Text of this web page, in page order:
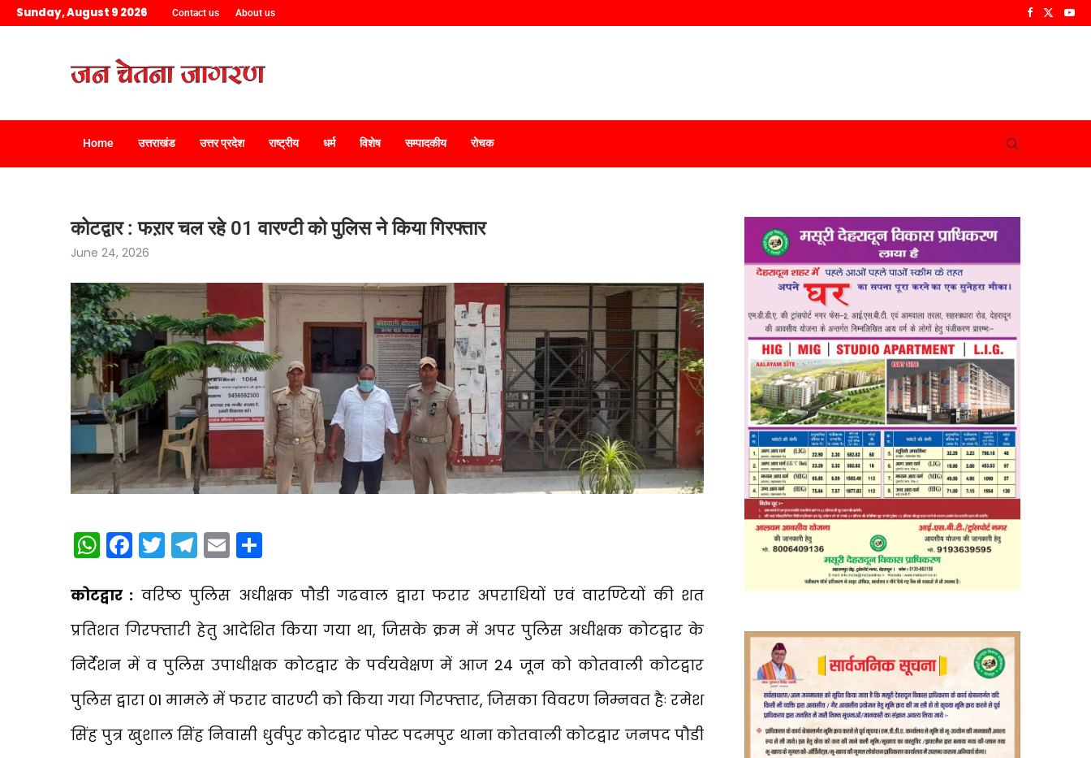
Sunday, August 9 2026 Contact us About us
Home उत्तराखंड उत्तर प्रदेश राष्ट्रीय धर्म विशेष सम्पादकीय रोचक
कोटद्वार : फऱार चल रहे 01 वारण्टी को पुलिस ने किया गिरफ्तार
June 24, 2026
WhatsApp
Facebook
Twitter
Telegram
Email
कोटद्वार : वरिष्ठ पुलिस अधीक्षक पौडी गढवाल द्वारा फरार अपराधियों एवं वारण्टियों की शत
प्रतिशत गिरफ्तारी हेतु आदेशित किया गया था, जिसके क्रम में अपर पुलिस अधीक्षक कोटद्वार के
निर्देशन में व पुलिस उपाधीक्षक कोटद्वार के पर्वयवेक्षण में आज 24 जून को कोतवाली कोटद्वार
पुलिस द्वारा 01 मामले में फरार वारण्टी को किया गया गिरफ्तार, जिसका विवरण निम्नवत हैः रमेश
सिंह पुत्र खुशाल सिंह निवासी धुर्वपुर कोटद्वार पोस्ट पदमपुर थाना कोतवाली कोटद्वार जनपद पौडी